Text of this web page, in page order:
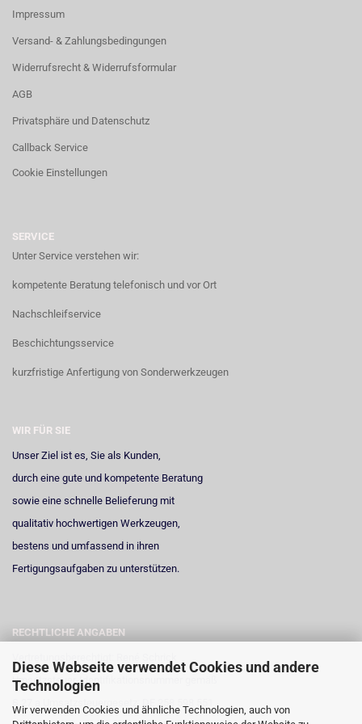
Diese Webseite verwendet Cookies und andere
Technologien
Wir verwenden Cookies und ähnliche Technologien, auch von
Impressum
Versand- & Zahlungsbedingungen
Widerrufsrecht & Widerrufsformular
AGB
Privatsphäre und Datenschutz
Callback Service
Cookie Einstellungen
SERVICE
Unter Service verstehen wir:
kompetente Beratung telefonisch und vor Ort
Nachschleifservice
Beschichtungsservice
kurzfristige Anfertigung von Sonderwerkzeugen
WIR FÜR SIE
Unser Ziel ist es, Sie als Kunden,
durch eine gute und kompetente Beratung
sowie eine schnelle Belieferung mit
qualitativ hochwertigen Werkzeugen,
bestens und umfassend in ihren
Fertigungsaufgaben zu unterstützen.
RECHTLICHE ANGABEN
Umsatzsteuer-Identifikationsnummer gemäß